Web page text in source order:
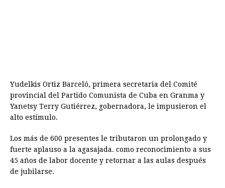
Yudelkis Ortiz Barceló, primera secretaria del Comité
provincial del Partido Comunista de Cuba en Granma y
Yanetsy Terry Gutiérrez, gobernadora, le impusieron el
alto estímulo.
Los más de 600 presentes le tributaron un prolongado y
fuerte aplauso a la agasajada. como reconocimiento a sus
45 años de labor docente y retornar a las aulas después
de jubilarse.